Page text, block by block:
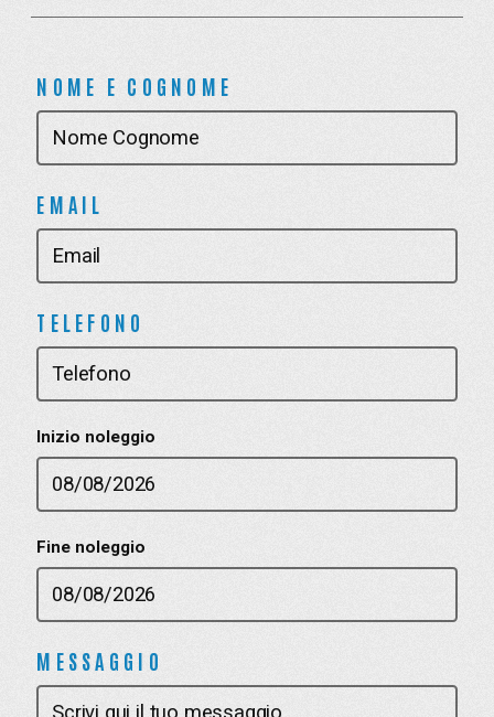
NOME E COGNOME
EMAIL
TELEFONO
Inizio noleggio
Fine noleggio
MESSAGGIO